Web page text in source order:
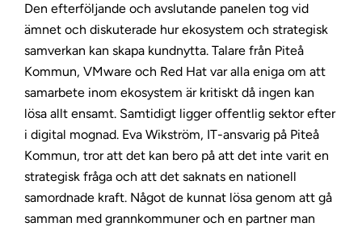
Den efterföljande och avslutande panelen tog vid
ämnet och diskuterade hur ekosystem och strategisk
samverkan kan skapa kundnytta. Talare från Piteå
Kommun, VMware och Red Hat var alla eniga om att
samarbete inom ekosystem är kritiskt då ingen kan
lösa allt ensamt. Samtidigt ligger offentlig sektor efter
i digital mognad. Eva Wikström, IT-ansvarig på Piteå
Kommun, tror att det kan bero på att det inte varit en
strategisk fråga och att det saknats en nationell
samordnade kraft. Något de kunnat lösa genom att gå
samman med grannkommuner och en partner man